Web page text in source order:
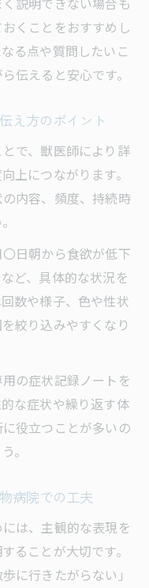
くことをおすすめし
る点や質問したいこ
伝えると安心です。
え方のポイント
で、獣医師により詳
上につながります。
内容、頻度、持続時
日朝から食欲が低下
ど、具体的な状況を
数や様子、色や性状
絞り込みやすくなり
の症状記録ノートを
な症状や繰り返す体
役立つことが多いの
。
病院での工夫
は、主観的な表現を
ることが大切です。
に行きたがらない」